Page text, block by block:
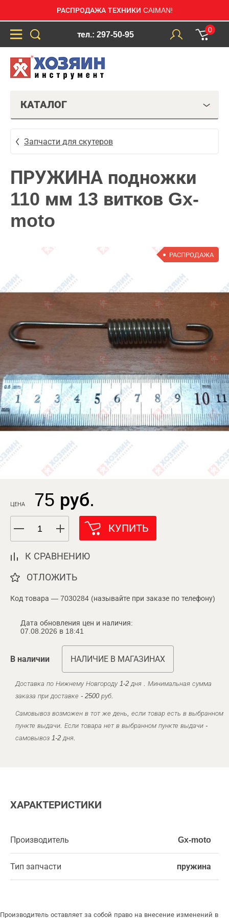
РАСПРОДАЖА ТЕХНИКИ CAIMAN!
тел.: 297-50-95
0
КАТАЛОГ
Запчасти для скутеров
ПРУЖИНА подножки
110 мм 13 витков Gx-
moto
РАСПРОДАЖА
ЦЕНА 75 руб.
КУПИТЬ
К СРАВНЕНИЮ
ОТЛОЖИТЬ
Код товара — 7030284 (называйте при заказе по телефону)
Дата обновления цен и наличия:
07.08.2026 в 18:41
В наличии НАЛИЧИЕ В МАГАЗИНАХ
Доставка по Нижнему Новгороду 1-2 дня . Минимальная сумма
заказа при доставке - 2500 руб.
Самовывоз возможен в тот же день, если товар есть в выбранном
пункте выдачи. Если товара нет в выбранном пункте выдачи -
самовывоз 1-2 дня.
ХАРАКТЕРИСТИКИ
Производитель Gx-moto
Тип запчасти пружина
Производитель оставляет за собой право на внесение изменений в